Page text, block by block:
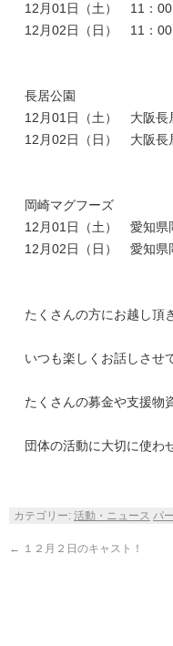
12月01日（土） 11：00
12月02日（日） 11：00
募金 ￥
長居公園
12月01日（土） 大阪長
12月02日（日） 大阪長
募金 ￥
岡崎マグフーズ
12月01日（土） 愛知県
12月02日（日） 愛知県
募金
たくさんの方にお越し頂
いつも楽しくお話しさせ
たくさんの募金や支援物
団体の活動に大切に使わ
カテゴリー: 活動・ニュース パ
← １２月２日のキャスト！